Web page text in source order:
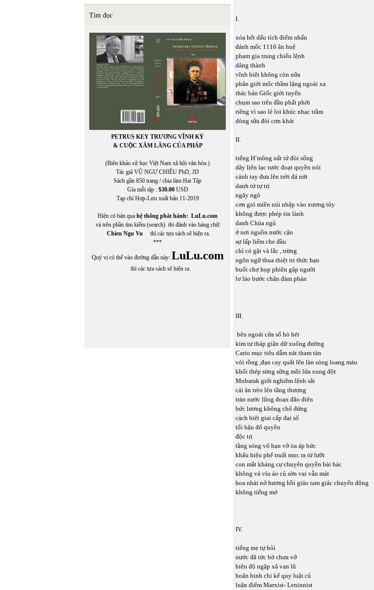
DƯƠNG NGHIỄM MẬU
DƯƠNG PHƯƠNG LINH
Dzoãn Minh
Tìm đọc
PETRUS KEY TRƯƠNG VĨNH KÝ
& CUỘC XÂM LĂNG CỦA PHÁP
(Biên khảo sử học Việt Nam xã hội văn hóa.)
Tác giả VŨ NGỰ CHIÊU PhD, JD
Sách gần 850 trang / chia làm Hai Tập
Gía mỗi tập : $30.00USD
Tạp chí Hợp-Lưu xuất bản 11-2019
Hiện có bán qua hệ thống phát hành: LuLu.com
và trên phần tìm kiếm (search) thì đánh vào hàng chữ:
Chieu Ngu Vu thì các tựa sách sẽ hiện ra.
***
Quý vị có thể vào đường dẫn này: LuLu.com
thì các tựa sách sẽ hiện ra.
I.
xóa hết dấu tích điểm nhấn
đánh mốc 1116 ân huệ
phạm gia trung chiếu lệnh
dâng thành
vĩnh biệt không còn nữa
phân giới mốc thầm lặng ngoài xa
thác bản Giốc giới tuyến
chụm sao trên đầu phất phới
riêng vì sao lẻ loi khúc nhạc trầm
dòng sữa đòi cơn khát
II.
tiếng H’mông uất tử đòi sống
dây liên lạc tước đoạt quyền nói
cánh tay đưa lên trời đá nứt
danh từ tự trị
ngây ngô
cơn gió miền núi nhập vào xương tủy
không được phép tin lành
danh Chúa ngủ
ở nơi nguồn nước cận
sự lấp liếm che đầu
chỉ có gật và lắc , trừng
ngôn ngữ thua thiệt tri thức hạn
buổi chợ họp phiên gập người
lơ láo bước chân đàm phán
III.
bên ngoài cửa sổ hò hét
kim tự tháp giận dữ xuống đường
Cario mục tiêu dẫm nát tham tàn
vòi rồng ,đạn cay quất lên làn sóng loang máu
khối thép sừng sững mồi lửa xung đột
Mubarak giới nghiêm lệnh sắt
cái ăn trèo lên tầng thượng
tràn nước lũng đoạn đão điên
bức lương không chổ đứng
cách biệt giai cấp đại số
tối hậu đổ quyền
độc trị
tầng sóng vô hạn vỡ òa áp bức
khẩu hiệu phế truất mọc ra từ lưỡi
con mắt kháng cự chuyên quyền bài bác
không vá víu áo củ sờn vai vẫn mát
hoa nhài nở hương hồi giáo tam giác chuyển động
không tiếng mớ
IV.
tiếng mẹ tự hỏi
nước đã tức bờ chưa vỡ
biên độ ngập xã van lũ
hoãn binh chi kế quy luật củ
luận điểm Marxist- Leninnist